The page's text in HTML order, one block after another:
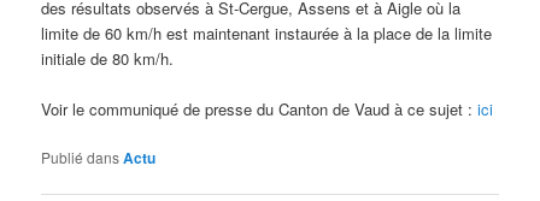
des résultats observés à St-Cergue, Assens et à Aigle où la
limite de 60 km/h est maintenant instaurée à la place de la limite
initiale de 80 km/h.
Voir le communiqué de presse du Canton de Vaud à ce sujet :ici
Publié dansActu